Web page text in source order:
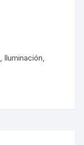
Iluminación